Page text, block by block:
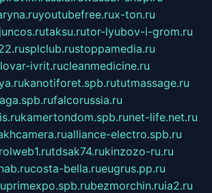
youtubefree.rux-ton.ru
taksu.rutor-lyubov-i-grom.ru
splclub.rustoppamedia.ru
ivrit.rucleanmedicine.ru
kanotiforet.spb.rututmassage.ru
falcorussia.ru
kamertondom.spb.runet-life.net.ru
alliance-electro.spb.ru
tdsak74.rukinzozo-ru.ru
costa-bella.rueugrus.pp.ru
primexpo.spb.rubezmorchin.ruia2.ru